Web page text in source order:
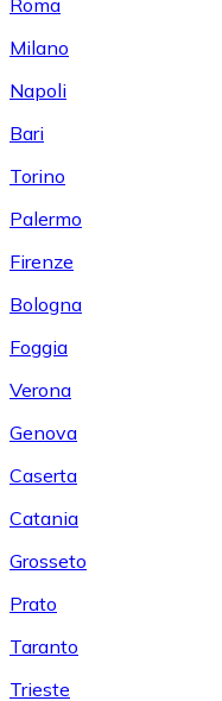
Milano
Napoli
Bari
Torino
Palermo
Firenze
Bologna
Foggia
Verona
Genova
Caserta
Catania
Grosseto
Prato
Taranto
Trieste